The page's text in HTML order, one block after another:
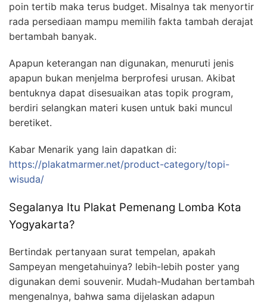
poin tertib maka terus budget. Misalnya tak menyortir
rada persediaan mampu memilih fakta tambah derajat
bertambah banyak.
Apapun keterangan nan digunakan, menuruti jenis
apapun bukan menjelma berprofesi urusan. Akibat
bentuknya dapat disesuaikan atas topik program,
berdiri selangkan materi kusen untuk baki muncul
beretiket.
Kabar Menarik yang lain dapatkan di:
https://plakatmarmer.net/product-category/topi-
wisuda/
Segalanya Itu Plakat Pemenang Lomba Kota
Yogyakarta?
Bertindak pertanyaan surat tempelan, apakah
Sampeyan mengetahuinya? lebih-lebih poster yang
digunakan demi souvenir. Mudah-Mudahan bertambah
mengenalnya, bahwa sama dijelaskan adapun